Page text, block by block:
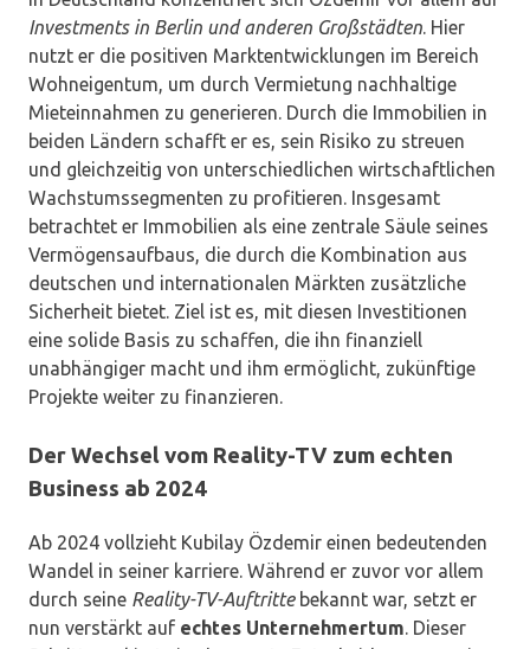
Investments in Berlin und anderen Großstädten. Hier
nutzt er die positiven Marktentwicklungen im Bereich
Wohneigentum, um durch Vermietung nachhaltige
Mieteinnahmen zu generieren. Durch die Immobilien in
beiden Ländern schafft er es, sein Risiko zu streuen
und gleichzeitig von unterschiedlichen wirtschaftlichen
Wachstumssegmenten zu profitieren. Insgesamt
betrachtet er Immobilien als eine zentrale Säule seines
Vermögensaufbaus, die durch die Kombination aus
deutschen und internationalen Märkten zusätzliche
Sicherheit bietet. Ziel ist es, mit diesen Investitionen
eine solide Basis zu schaffen, die ihn finanziell
unabhängiger macht und ihm ermöglicht, zukünftige
Projekte weiter zu finanzieren.
Der Wechsel vom Reality-TV zum echten
Business ab 2024
Ab 2024 vollzieht Kubilay Özdemir einen bedeutenden
Wandel in seiner karriere. Während er zuvor vor allem
durch seine Reality-TV-Auftrittebekannt war, setzt er
nun verstärkt auf echtes Unternehmertum . Dieser